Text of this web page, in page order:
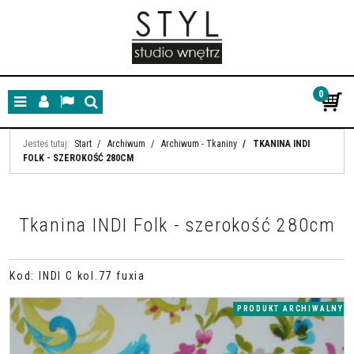
MenuPanelLangSzukaj
0
Jesteś tutaj: Start / Archiwum / Archiwum - Tkaniny /
TKANINA INDI
FOLK - SZEROKOŚĆ 280CM
Tkanina INDI Folk - szerokość 280cm
Kod : INDI C kol.77 fuxia
PRODUKT ARCHIWALNY